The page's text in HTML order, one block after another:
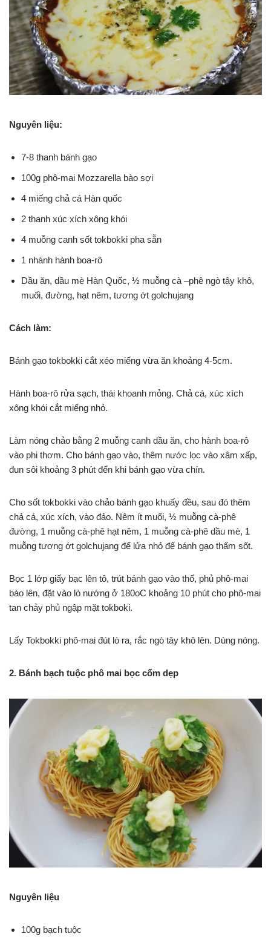
Nguyên liệu:
7-8 thanh bánh gạo
100g phô-mai Mozzarella bào sợi
4 miếng chả cá Hàn quốc
2 thanh xúc xích xông khói
4 muỗng canh sốt tokbokki pha sẵn
1 nhánh hành boa-rô
Dầu ăn, dầu mè Hàn Quốc, ½ muỗng cà –phê ngò tây khô,
muối, đường, hạt nêm, tương ớt golchujang
Cách làm:
Bánh gạo tokbokki cắt xéo miếng vừa ăn khoảng 4-5cm.
Hành boa-rô rửa sạch, thái khoanh mỏng. Chả cá, xúc xích
xông khói cắt miếng nhỏ.
Làm nóng chảo bằng 2 muỗng canh dầu ăn, cho hành boa-rô
vào phi thơm. Cho bánh gạo vào, thêm nước lọc vào xâm xấp,
đun sôi khoảng 3 phút đến khi bánh gạo vừa chín.
Cho sốt tokbokki vào chảo bánh gạo khuấy đều, sau đó thêm
chả cá, xúc xích, vào đảo. Nêm ít muối, ½ muỗng cà-phê
đường, 1 muỗng cà-phê hạt nêm, 1 muỗng cà-phê dầu mè, 1
muỗng tương ớt golchujang để lửa nhỏ để bánh gạo thấm sốt.
Bọc 1 lớp giấy bạc lên tô, trút bánh gạo vào thố, phủ phô-mai
bào lên, đặt vào lò nướng ở 180oC khoảng 10 phút cho phô-mai
tan chảy phủ ngập mặt tokboki.
Lấy Tokbokki phô-mai đút lò ra, rắc ngò tây khô lên. Dùng nóng.
2. Bánh bạch tuộc phô mai bọc cốm dẹp
Nguyên liệu
100g bạch tuộc